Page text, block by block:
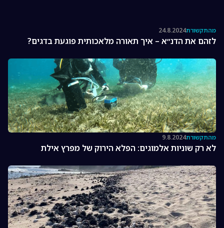
מהתקשורת24.8.2024
לזהם את הדנ״א – איך תאורה מלאכותית פוגעת בדגים?
מהתקשורת9.8.2024
לא רק שוניות אלמוגים: הפלא הירוק של מפרץ אילת